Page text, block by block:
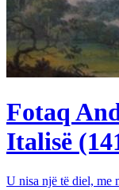
Fotaq
Italisë
U nisa një të diel, me